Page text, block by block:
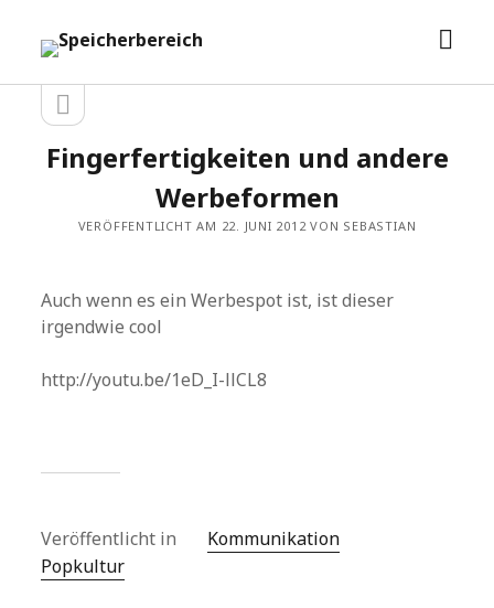
Speicherbereich
Seitenleiste
Seitenleiste
öffnen
Fingerfertigkeiten und andere
Werbeformen
VERÖFFENTLICHT AM 22. JUNI 2012 VON SEBASTIAN
Auch wenn es ein Werbespot ist, ist dieser
irgendwie cool
http://youtu.be/1eD_I-llCL8
Veröffentlicht in
Kommunikation
Popkultur